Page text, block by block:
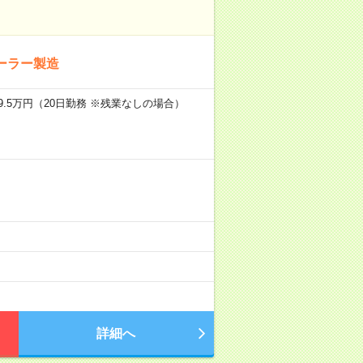
ラー製造
万円（20日勤務 ※残業なしの場合）
詳細へ